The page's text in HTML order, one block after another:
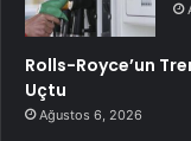
Rolls-Royce’un
Uçtu
Ağustos 6, 2026